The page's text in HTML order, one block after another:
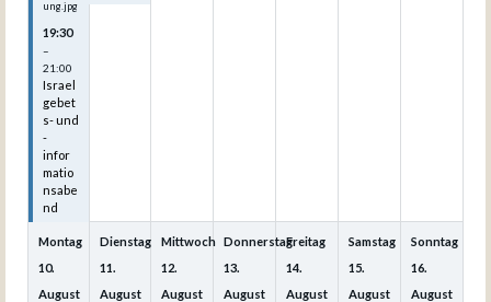
ung.jpg
19:30
–
21:00
Israel
gebet
s- und
-
infor
matio
nsabe
nd
Montag
10.
August
Dienstag
11.
August
Mittwoch
12.
August
Donnerstag
13.
August
Freitag
14.
August
Samstag
15.
August
Sonntag
16.
August